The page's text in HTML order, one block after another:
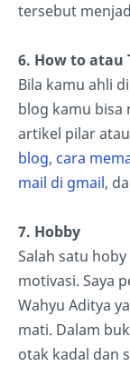
tersebut
6. How to atau
Bila kamu ahli
blog kamu bisa
artikel pilar
blog, cara
mail di gmail,
7. Hobby
Salah satu
motivasi. Saya
Wahyu Aditya
mati. Dalam
otak kadal dan